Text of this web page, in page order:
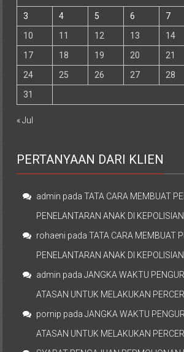
3
4 5 6 7
10
11 12 13 14
17
18 19 20 21
24
25 26 27 28
31
« Jul
PERTANYAAN DARI KLIEN
admin padaTATA CARA MEMBUAT
PENELANTARAN ANAK DI KEPOLISIAN
rohaeni padaTATA CARA MEMBUAT
PENELANTARAN ANAK DI KEPOLISIAN
admin padaJANGKA WAKTU
ATASAN UNTUK MELAKUKAN
pornip padaJANGKA WAKTU
ATASAN UNTUK MELAKUKAN